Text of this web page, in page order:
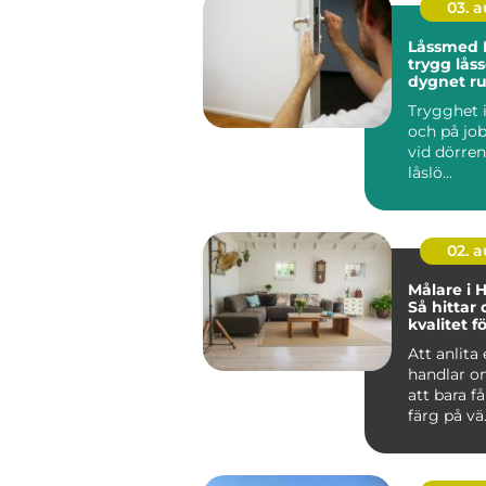
03.
Låssmed
trygg
dygnet
Trygghet
och på
vid
låslö...
02.
Målare i
Så hittar
kvalitet
Att anlita
handlar
att bara
färg på